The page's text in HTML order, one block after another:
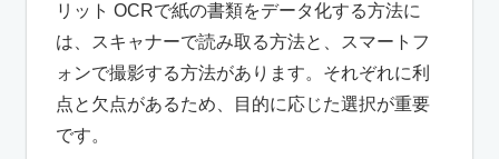
リット OCRで紙の書類をデータ化する方法に
は、スキャナーで読み取る方法と、スマートフ
ォンで撮影する方法があります。それぞれに利
点と欠点があるため、目的に応じた選択が重要
です。